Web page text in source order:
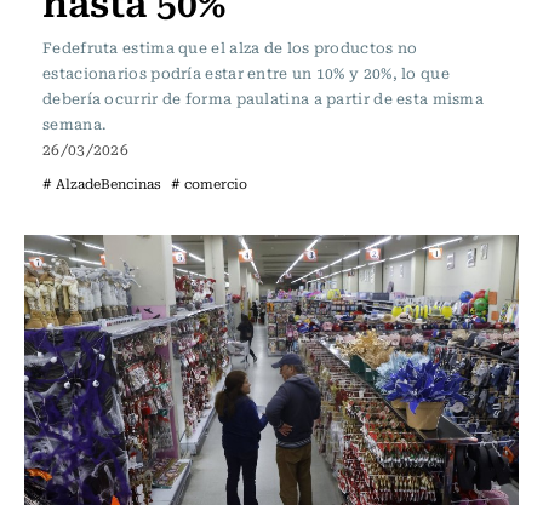
Fedefruta estima que el alza de los productos no
estacionarios podría estar entre un 10% y 20%, lo que
debería ocurrir de forma paulatina a partir de esta misma
semana.
26/03/2026
# AlzadeBencinas # comercio